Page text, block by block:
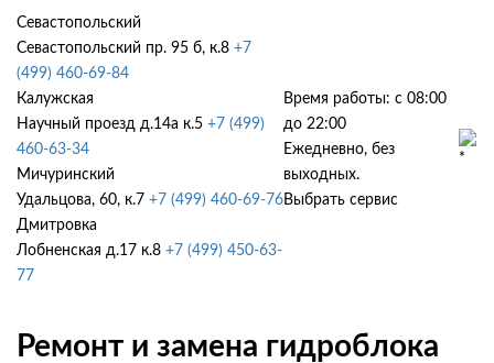
Севастопольский
Севастопольский пр. 95 б, к.8 +7
(499) 460-69-84
Калужская
Научный проезд д.14а к.5 +7 (499)
460-63-34
Мичуринский
Удальцова, 60, к.7 +7 (499) 460-69-76
Дмитровка
Лобненская д.17 к.8 +7 (499) 450-63-
77
Время работы: с 08:00
до 22:00
Ежедневно, без
выходных.
Выбрать сервис
Ремонт и замена гидроблока